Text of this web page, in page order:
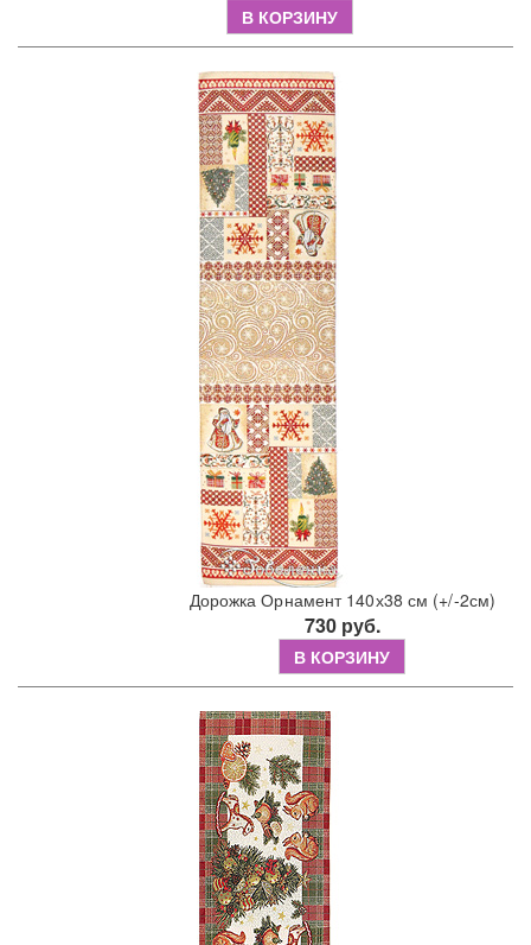
В КОРЗИНУ
Дорожка Орнамент 140х38 см (+/-2см)
730 руб.
В КОРЗИНУ